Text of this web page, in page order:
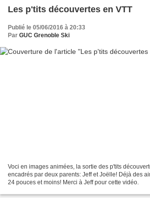
Les p'tits découvertes en VTT
Publié le 05/06/2016 à 20:33
Par GUC Grenoble Ski
Voci en images animées, la sortie des p'tits
encadrés par deux parents: Jeff et Joëlle! Déjà des
24 pouces et moins! Merci à Jeff pour cette vidéo.